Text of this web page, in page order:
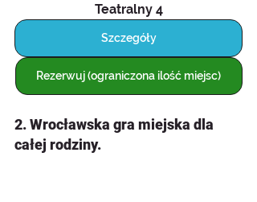
Teatralny 4
Szczegóły
Rezerwuj (ograniczona ilość miejsc)
2. Wrocławska gra miejska dla
całej rodziny.